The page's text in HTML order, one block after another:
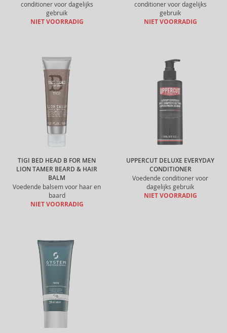
conditioner voor dagelijks
gebruik
NIET VOORRADIG
conditioner voor dagelijks
gebruik
NIET VOORRADIG
TIGI BED HEAD B FOR MEN
LION TAMER BEARD & HAIR
BALM
Voedende balsem voor haar en
baard
NIET VOORRADIG
UPPERCUT DELUXE EVERYDAY
CONDITIONER
Voedende conditioner voor
dagelijks gebruik
NIET VOORRADIG